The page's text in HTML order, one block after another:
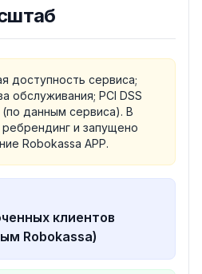
в Казахстане
карт, платежи по
приём оплат
логотип и стиль), запуск
инновационного
ОКПО 75235991. Адрес:
переулок, д. 26.
25-57, чаты в MAX, VK и
доступность сервиса;
обслуживания; PCI DSS
данным сервиса). В
и запущено
Robokassa APP.
клиентов
Robokassa)